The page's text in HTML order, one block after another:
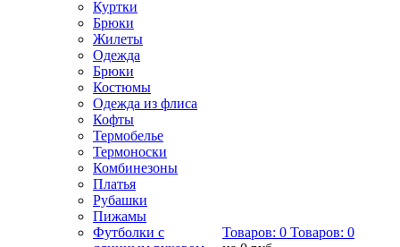
Куртки
Брюки
Жилеты
Одежда
Брюки
Костюмы
Одежда из флиса
Кофты
Термобелье
Термоноски
Комбинезоны
Платья
Рубашки
Пижамы
Футболки с
Товаров: 0 Товаров: 0